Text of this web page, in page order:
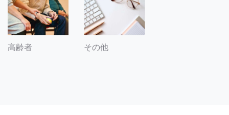
高齢者 その他